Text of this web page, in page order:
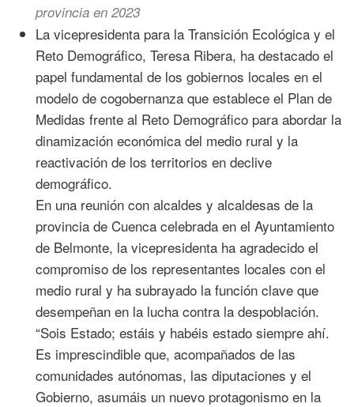
provincia en 2023
La vicepresidenta para la Transición Ecológica y el
Reto Demográfico, Teresa Ribera, ha destacado el
papel fundamental de los gobiernos locales en el
modelo de cogobernanza que establece el Plan de
Medidas frente al Reto Demográfico para abordar la
dinamización económica del medio rural y la
reactivación de los territorios en declive
demográfico.
En una reunión con alcaldes y alcaldesas de la
provincia de Cuenca celebrada en el Ayuntamiento
de Belmonte, la vicepresidenta ha agradecido el
compromiso de los representantes locales con el
medio rural y ha subrayado la función clave que
desempeñan en la lucha contra la despoblación.
“Sois Estado; estáis y habéis estado siempre ahí.
Es imprescindible que, acompañados de las
comunidades autónomas, las diputaciones y el
Gobierno, asumáis un nuevo protagonismo en la